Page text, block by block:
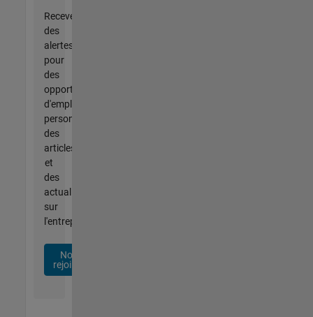
Recevez
des
alertes
pour
des
opportunités
d'emploi
personnalisées,
des
articles
et
des
actualités
sur
l'entreprise.
Nous
rejoindre